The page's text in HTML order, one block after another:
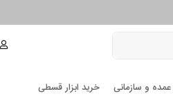
عمده و سازمانی خرید ابزار قسطی